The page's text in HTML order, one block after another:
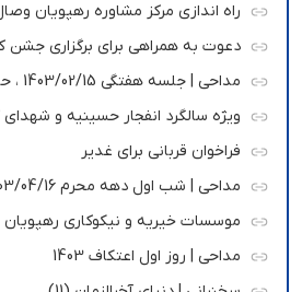
راه اندازی مرکز مشاوره رهپویان
دعوت به همراهی برای برگزاری جشن
مداحی | جلسه هفتگی 1403/02/15 ، حاج علی اکبری
ویژه سالگرد انفجار حسینیه و شهدای
فراخوان قربانی برای غدیر
مداحی | شب اول دهه محرم 1403/04/16
موسسات خیریه و نیکوکاری
مداحی | روز اول اعتکاف 1403